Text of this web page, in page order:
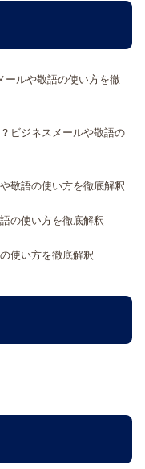
ールや敬語の使い方を徹
ビジネスメールや敬語の
敬語の使い方を徹底解釈
の使い方を徹底解釈
使い方を徹底解釈